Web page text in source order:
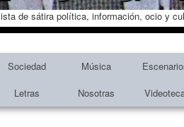
de sátira política, información, ocio y
Sociedad Música
Letras Nosotras